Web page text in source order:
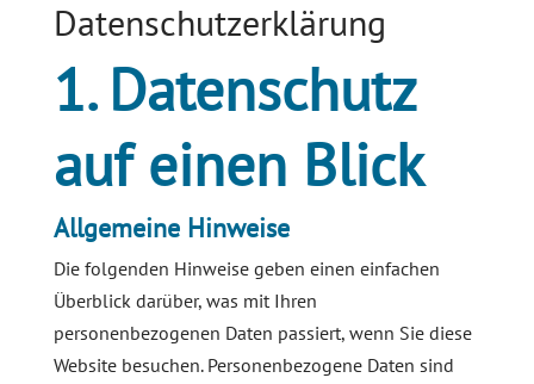
Datenschutz­erklärung
1. Datenschutz
auf einen Blick
Allgemeine Hinweise
Die folgenden Hinweise geben einen einfachen
Überblick darüber, was mit Ihren
personenbezogenen Daten passiert, wenn Sie diese
Website besuchen. Personenbezogene Daten sind